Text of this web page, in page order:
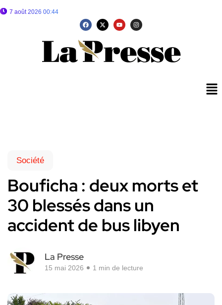
7 août 2026 00:44
Société
Bouficha : deux morts et
30 blessés dans un
accident de bus libyen
La Presse
15 mai 2026 1 min de lecture